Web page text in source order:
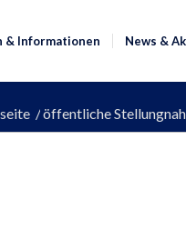
& Informationen News &
/öffentliche